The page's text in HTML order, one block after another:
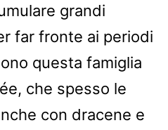
grandi
far fronte ai periodi
questa famiglia
che spesso le
con dracene e